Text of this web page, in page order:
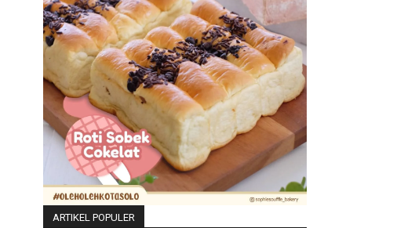
ARTIKEL POPULER